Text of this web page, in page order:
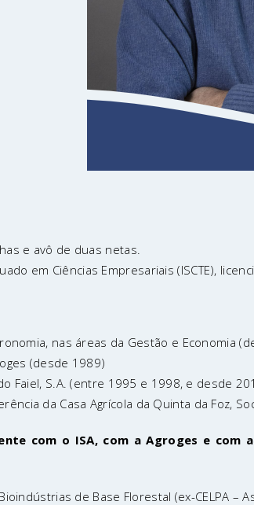
e avô de duas netas.
em Ciências Empresariais (ISCTE),
nas áreas da Gestão e Economia
(desde 1989)
Faiel, S.A. (entre 1995 e 1998, e desde
da Casa Agrícola da Quinta da Foz,
com o ISA, com a Agroges e
de Base Florestal (ex-CELPA